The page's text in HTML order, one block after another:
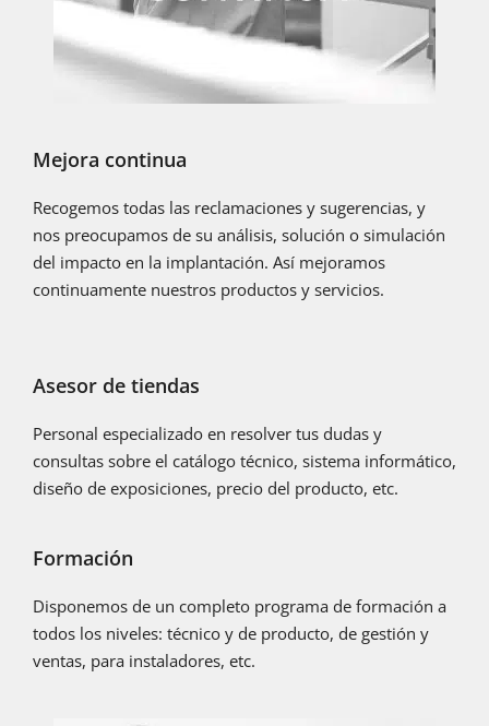
Mejora continua
Recogemos todas las reclamaciones y sugerencias, y
nos preocupamos de su análisis, solución o simulación
del impacto en la implantación. Así mejoramos
continuamente nuestros productos y servicios.
Asesor de tiendas
Personal especializado en resolver tus dudas y
consultas sobre el catálogo técnico, sistema informático,
diseño de exposiciones, precio del producto, etc.
Formación
Disponemos de un completo programa de formación a
todos los niveles: técnico y de producto, de gestión y
ventas, para instaladores, etc.